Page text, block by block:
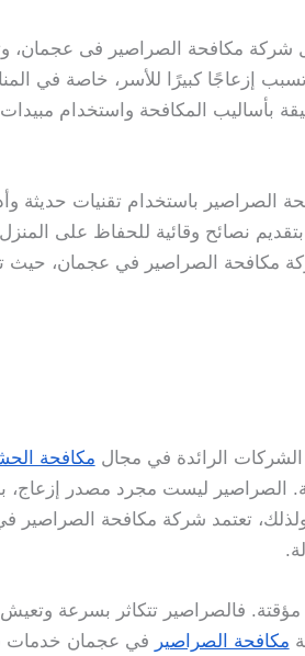
شركة مكافحة الصراصير فى عجمان،
إزعاجًا كبيرًا للأسر، خاصة في
بأساليب المكافحة واستخدام مبيدات
باستخدام تقنيات حديثة
نصائح وقائية للحفاظ على
مكافحة الصراصير في عجمان،
الرائدة في مجال مكافحة
الصراصير ليست مجرد مصدر
تعتمد شركة مكافحة الصراصير
مؤقتة. فالصراصير تتكاثر بسرعة
مكافحة الصراصير في عجمان خدمات